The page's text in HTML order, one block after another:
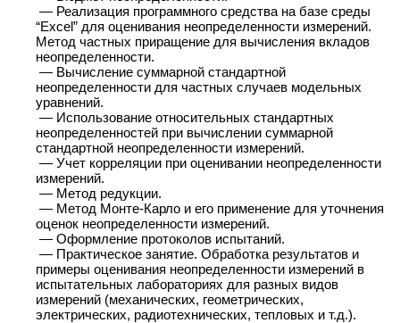
— Реализация программного средства на базе среды
“Excel” для оценивания неопределенности измерений.
Метод частных приращение для вычисления вкладов
неопределенности.
— Вычисление суммарной стандартной
неопределенности для частных случаев модельных
уравнений.
— Использование относительных стандартных
неопределенностей при вычислении суммарной
стандартной неопределенности измерений.
— Учет корреляции при оценивании неопределенности
измерений.
— Метод редукции.
— Метод Монте-Карло и его применение для уточнения
оценок неопределенности измерений.
— Оформление протоколов испытаний.
— Практическое занятие. Обработка результатов и
примеры оценивания неопределенности измерений в
испытательных лабораториях для разных видов
измерений (механических, геометрических,
электрических, радиотехнических, тепловых и т.д.).